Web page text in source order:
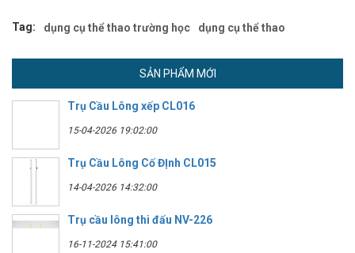
Tag: dụng cụ thể thao trường học dụng cụ thể thao
SẢN PHẨM MỚI
Trụ Cầu Lông xếp CL016
15-04-2026 19:02:00
Trụ Cầu Lông Cố ĐỊnh CL015
14-04-2026 14:32:00
Trụ cầu lông thi đấu NV-226
16-11-2024 15:41:00